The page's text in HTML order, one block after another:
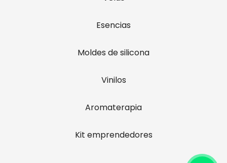
Esencias
Moldes de silicona
Vinilos
Aromaterapia
Kit emprendedores